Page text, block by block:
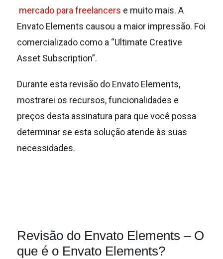
mercado para freelancers e muito mais. A
Envato Elements causou a maior impressão. Foi
comercializado como a “Ultimate Creative
Asset Subscription”.
Durante esta revisão do Envato Elements,
mostrarei os recursos, funcionalidades e
preços desta assinatura para que você possa
determinar se esta solução atende às suas
necessidades.
Revisão do Envato Elements – O
que é o Envato Elements?